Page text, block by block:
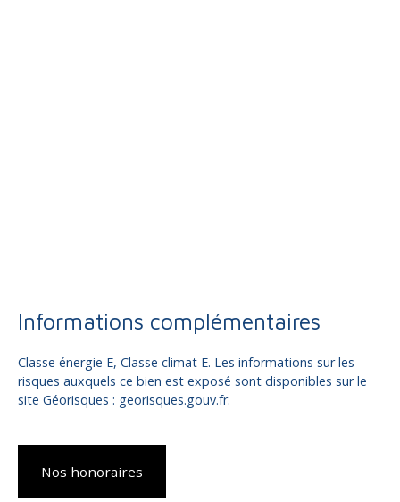
Informations complémentaires
Classe énergie E, Classe climat E. Les informations sur les
risques auxquels ce bien est exposé sont disponibles sur le
site Géorisques : georisques.gouv.fr.
Nos honoraires